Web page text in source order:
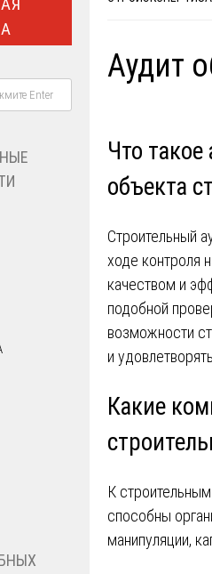
Аудит
Что такое
объекта
Строительный
ходе контроля
качеством и
подобной
возможности
и
Какие
К
способны
манипуляции,